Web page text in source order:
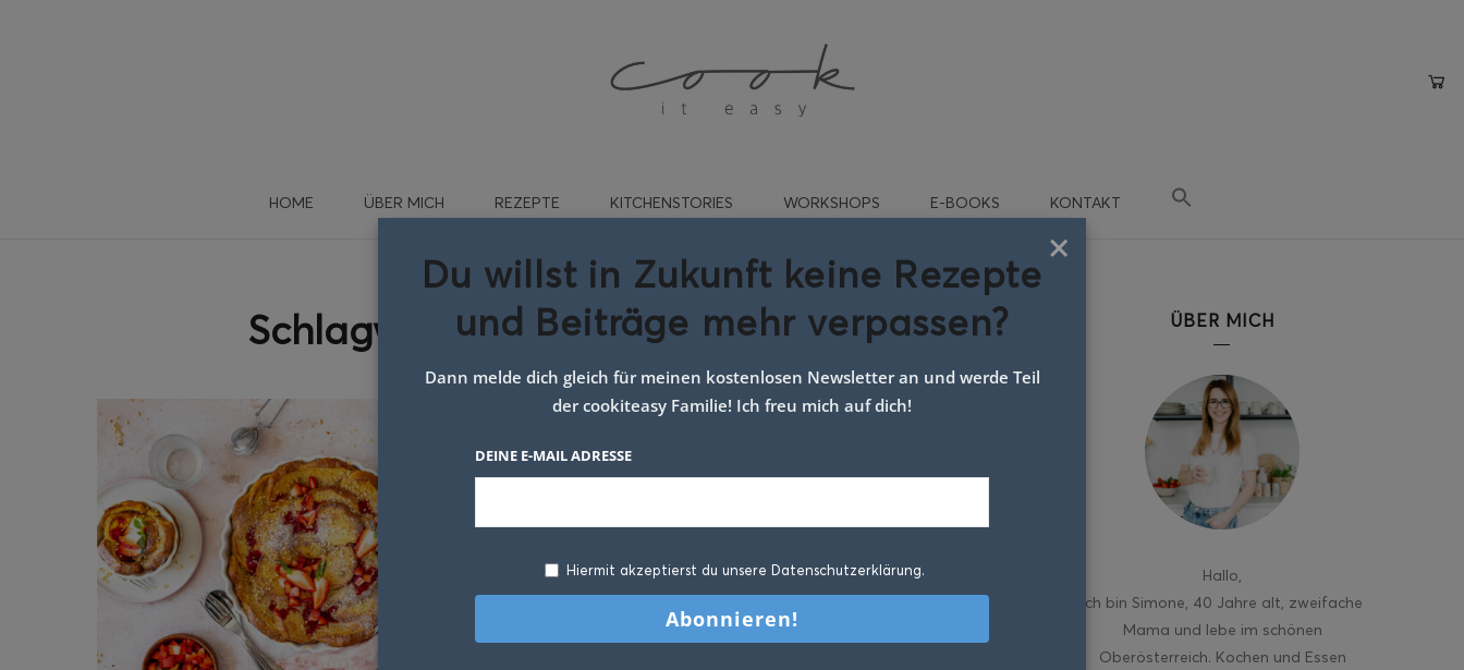
HOME ÜBER MICH REZEPTE KITCHENSTORIES WORKSHOPS E-BOOKS KONTAKT
Schlagwort:Dessert unkompliziert ÜBER MICH
Hallo
ich bin Simone, 40 Jahre alt, zweifache
Mama und lebe im schönen
Oberösterreich. Kochen und Essen
×
Du willst in Zukunft keine Rezepte
und Beiträge mehr verpassen?
Dann melde dich gleich für meinen kostenlosen Newsletter an und werde Teil
der cookiteasy Familie! Ich freu mich auf dich!
DEINE E-MAIL ADRESSE
Hiermit akzeptierst du unsere Datenschutzerklärung.